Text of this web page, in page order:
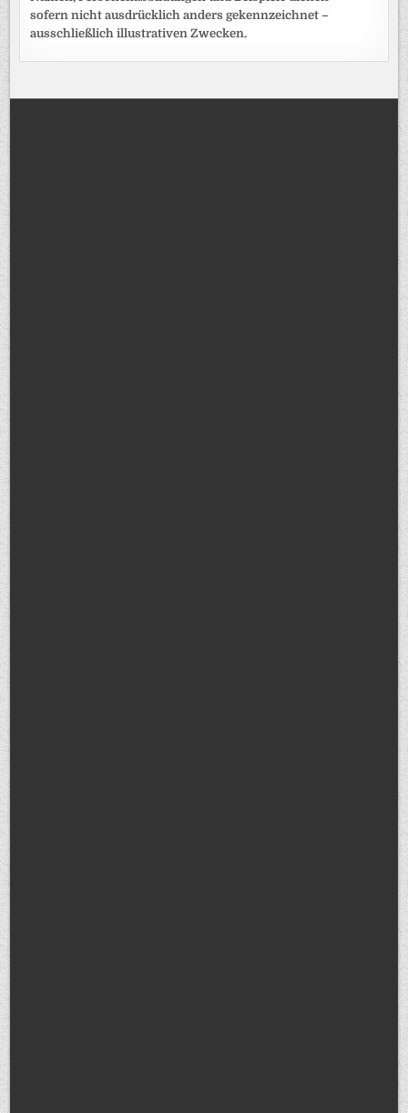
sofern nicht ausdrücklich anders gekennzeichnet –
ausschließlich illustrativen Zwecken.